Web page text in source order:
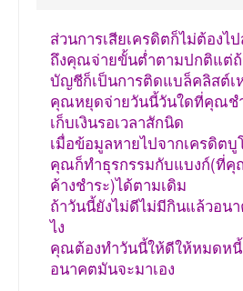
ส่วนการเสียเครดิตก็ไม่ต้องไ
ถึงคุณจ่ายขั้นต่ำตามปกติแต่
บัญชีก็เป็นการติดแบล็คลิสต์เ
คุณหยุดจ่ายวันนี้วันใดที่คุณช
เก็บเงินรอเวลาสักนิด
เมื่อข้อมูลหายไปจากเครดิตบู
คุณก็ทำธุรกรรมกับแบงก์(ที่คุ
ค้างชำระ)ได้ตามเดิม
ถ้าวันนี้ยังไม่ดีไม่มีกินแล้วอน
ไง
คุณต้องทำวันนี้ให้ดีให้หมดห
อนาคตมันจะมาเอง